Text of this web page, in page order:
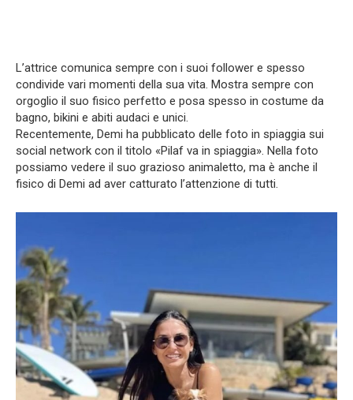
L’attrice comunica sempre con i suoi follower e spesso
condivide vari momenti della sua vita. Mostra sempre con
orgoglio il suo fisico perfetto e posa spesso in costume da
bagno, bikini e abiti audaci e unici.
Recentemente, Demi ha pubblicato delle foto in spiaggia sui
social network con il titolo «Pilaf va in spiaggia». Nella foto
possiamo vedere il suo grazioso animaletto, ma è anche il
fisico di Demi ad aver catturato l’attenzione di tutti.